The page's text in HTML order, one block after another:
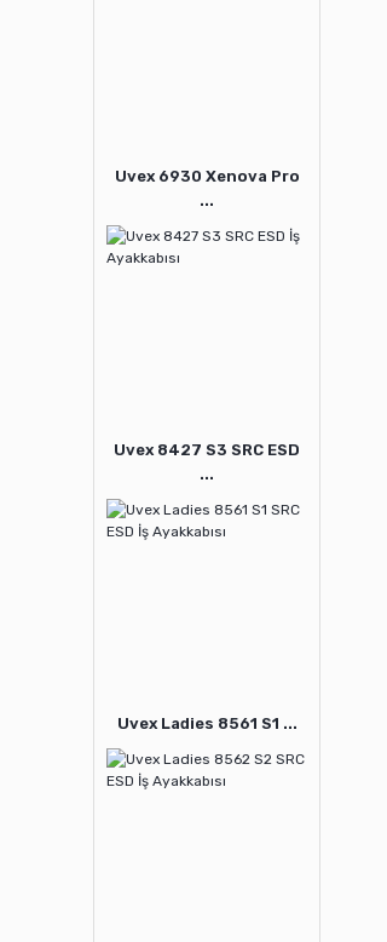
Uvex 6930 Xenova Pro
...
Uvex 8427 S3 SRC ESD
...
Uvex Ladies 8561 S1 ...